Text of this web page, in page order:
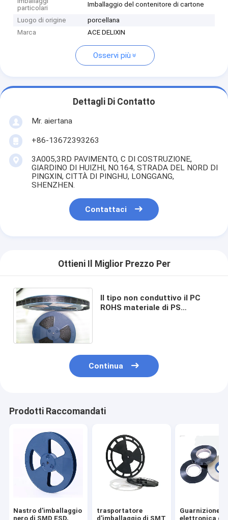
particolari
Imballaggio del contenitore di cartone
Luogo di origine
porcellana
Marca
ACE DELIXIN
Osservi più
Dettagli Di Contatto
Mr. aiertana
+86-13672393263
3A005,3RD PAVIMENTO, C DI COSTRUZIONE,
GIARDINO DI HUIZHI, NO.164, STRADA DEL NORD DI
PINGXIN, CITTÀ DI PINGHU, LONGGANG,
SHENZHEN.
Contattaci
Ottieni Il Miglior Prezzo Per
Il tipo non conduttivo il PC
ROHS materiale di PS
Continua
Prodotti Raccomandati
Nastro d'imballaggio
nero di SMD ESD,
trasportatore
d'imballaggio di SMT
Guarnizione
elettronica di